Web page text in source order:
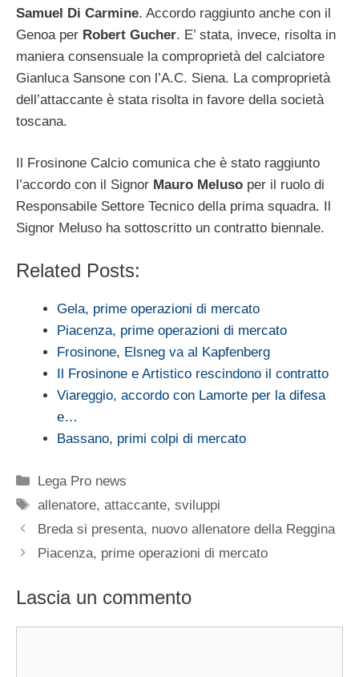
Samuel Di Carmine. Accordo raggiunto anche con il
Genoa per Robert Gucher. E’ stata, invece, risolta in
maniera consensuale la comproprietà del calciatore
Gianluca Sansone con l’A.C. Siena. La comproprietà
dell’attaccante è stata risolta in favore della società
toscana.
Il Frosinone Calcio comunica che è stato raggiunto
l’accordo con il Signor Mauro Meluso per il ruolo di
Responsabile Settore Tecnico della prima squadra. Il
Signor Meluso ha sottoscritto un contratto biennale.
Related Posts:
Gela, prime operazioni di mercato
Piacenza, prime operazioni di mercato
Frosinone, Elsneg va al Kapfenberg
Il Frosinone e Artistico rescindono il contratto
Viareggio, accordo con Lamorte per la difesa
e…
Bassano, primi colpi di mercato
Categorie
Lega Pro news
Tag
allenatore,attaccante,sviluppi
Breda si presenta, nuovo allenatore della Reggina
Piacenza, prime operazioni di mercato
Lascia un commento